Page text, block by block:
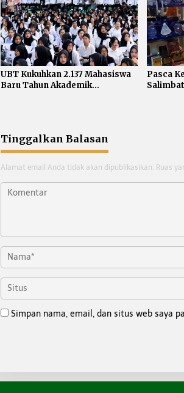
UBT Kukuhkan 2.137 Mahasiswa
Baru Tahun Akademik
Pasca
Tinggalkan Balasan
Alamat email Anda tidak akan dipublikasikan. Ruas
Simpan nama, email, dan situs web saya